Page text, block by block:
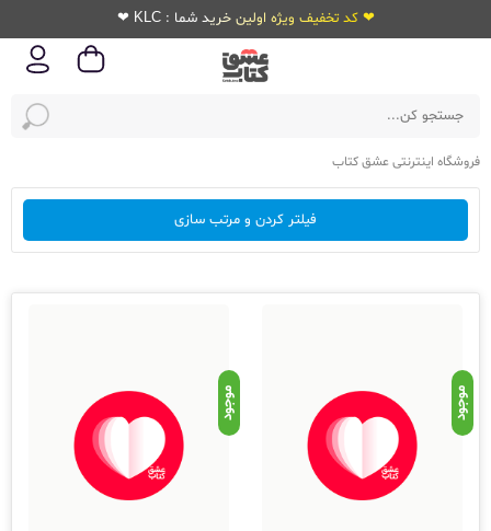
❤ کد تخفیف ویژه اولین خرید شما : KLC ❤
فروشگاه اینترنتی عشق کتاب
فیلتر کردن و مرتب سازی
موجود موجود